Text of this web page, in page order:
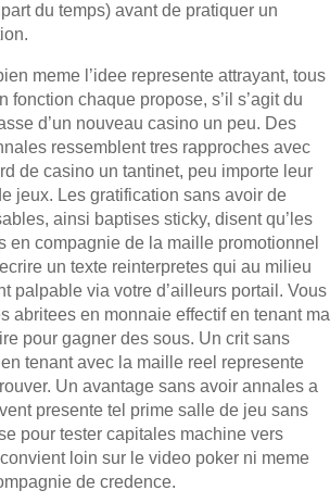
du temps) avant de pratiquer un
meme l’idee represente attrayant, tous
fonction chaque propose, s’il s’agit du
d’un nouveau casino un peu. Des
ressemblent tres rapproches avec
de casino un tantinet, peu importe leur
jeux. Les gratification sans avoir de
ainsi baptises sticky, disent qu’les
en compagnie de la maille promotionnel
un texte reinterpretes qui au milieu
palpable via votre d’ailleurs portail. Vous
abritees en monnaie effectif en tenant ma
pour gagner des sous. Un crit sans
tenant avec la maille reel represente
Un avantage sans avoir annales a
presente tel prime salle de jeu sans
pour tester capitales machine vers
loin sur le video poker ni meme
de credence.